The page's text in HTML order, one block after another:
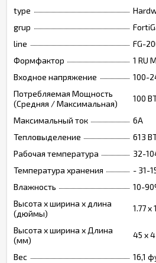
type
grup
line
FG-
Формфактор
1 RU
Входное напряжение
100-
Потребляемая Мощность
(Средняя / Максимальная)
100
Максимальный ток
6А
Тепловыделение
613
Рабочая температура
32-
Температура хранения
- 31-
Влажность
10-
Высота х ширина х длина
(дюймы)
1.77 x
Высота х ширина х Длина
(мм)
45 x
Вес
16,1